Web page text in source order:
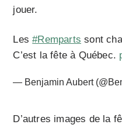
jouer.
Les#Remparts sont
C’est la fête à Québec.
— Benjamin Aubert
D’autres images de la